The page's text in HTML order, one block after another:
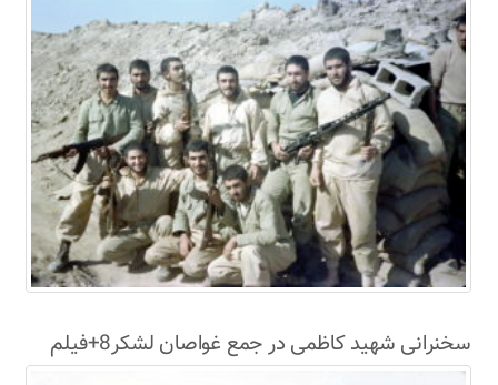
سخنرانی شهید کاظمی در جمع غواصان لشکر8+فیلم